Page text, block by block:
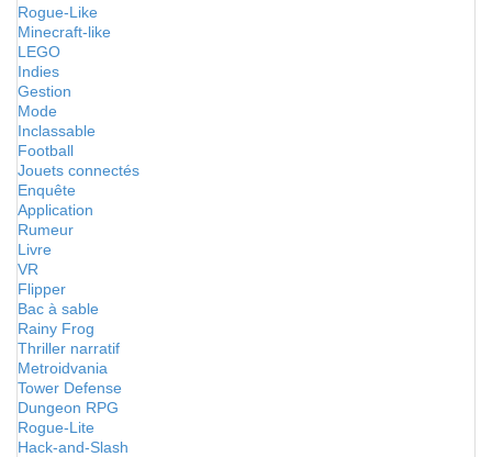
Rogue-Like
Minecraft-like
LEGO
Indies
Gestion
Mode
Inclassable
Football
Jouets connectés
Enquête
Application
Rumeur
Livre
VR
Flipper
Bac à sable
Rainy Frog
Thriller narratif
Metroidvania
Tower Defense
Dungeon RPG
Rogue-Lite
Hack-and-Slash